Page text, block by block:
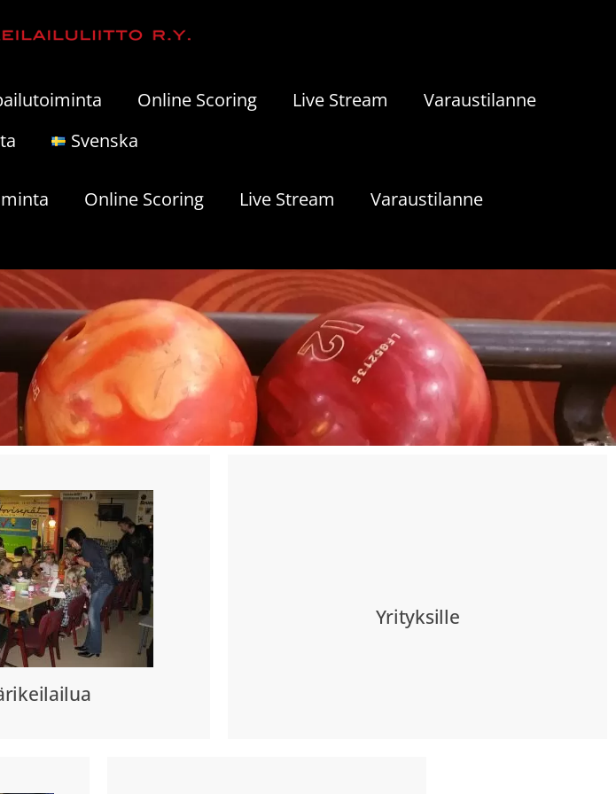
Online Scoring Live Stream
Varaustilanne
Svenska
Online Scoring Live Stream
Varaustilanne
Yrityksille